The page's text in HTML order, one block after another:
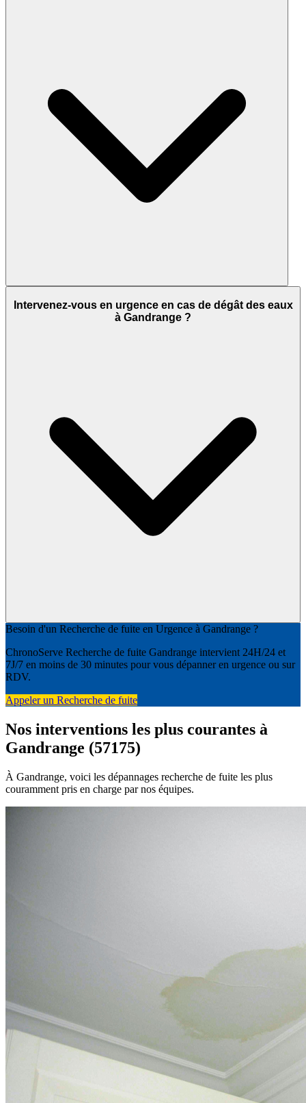
Intervenez-vous en urgence en cas de dégât des eaux
à Gandrange ?
Besoin d'un Recherche de fuite en Urgence à Gandrange ?
ChronoServe Recherche de fuite Gandrange intervient 24H/24 et
7J/7 en moins de 30 minutes pour vous dépanner en urgence ou sur
RDV.
Appeler un Recherche de fuite
Nos interventions les plus courantes à
Gandrange (57175)
À Gandrange, voici les dépannages recherche de fuite les plus
couramment pris en charge par nos équipes.